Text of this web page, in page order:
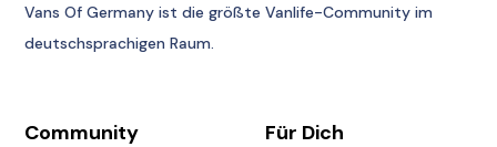
Vans Of Germany ist die größte Vanlife-Community im
deutschsprachigen Raum.
Community Für Dich